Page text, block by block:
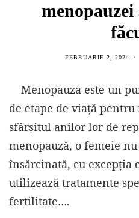
menopauzei
FEBRUARIE 2, 2024
Menopauza este un
de etape de viață
sfârșitul anilor lor de
menopauză, o femeie
însărcinată, cu excepția
utilizează tratamente
fertilitate….